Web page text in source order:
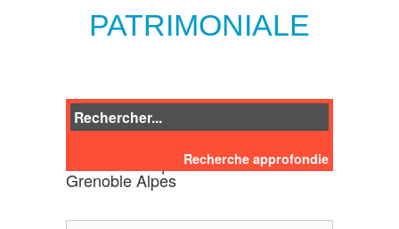
PATRIMONIALE
des bibliothèques de l'Université
Grenoble Alpes
Recherche approfondie